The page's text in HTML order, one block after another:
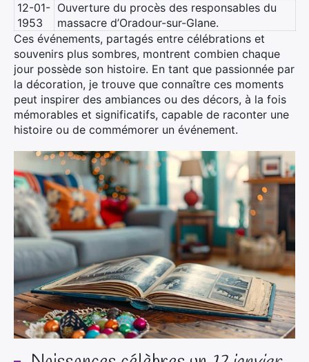
12-01-
1953
Ouverture du procès des responsables du
massacre d’Oradour-sur-Glane.
Ces événements, partagés entre célébrations et
souvenirs plus sombres, montrent combien chaque
jour possède son histoire. En tant que passionnée par
la décoration, je trouve que connaître ces moments
peut inspirer des ambiances ou des décors, à la fois
mémorables et significatifs, capable de raconter une
histoire ou de commémorer un événement.